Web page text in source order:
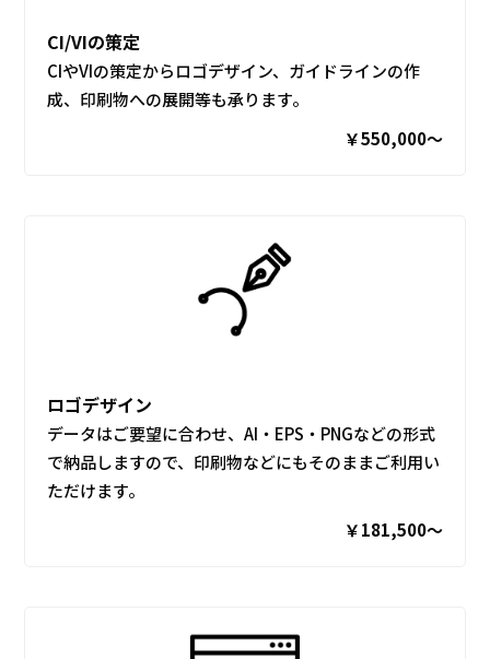
CI/VIの策定
CIやVIの策定からロゴデザイン、ガイドラインの作
成、印刷物への展開等も承ります。
￥550,000〜
ロゴデザイン
データはご要望に合わせ、AI・EPS・PNGなどの形式
で納品しますので、印刷物などにもそのままご利用い
ただけます。
￥181,500〜